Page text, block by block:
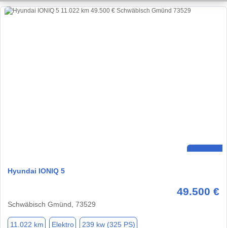
Hyundai IONIQ 5
49.500 €
Schwäbisch Gmünd, 73529
11.022 km Elektro 239 kw (325 PS)